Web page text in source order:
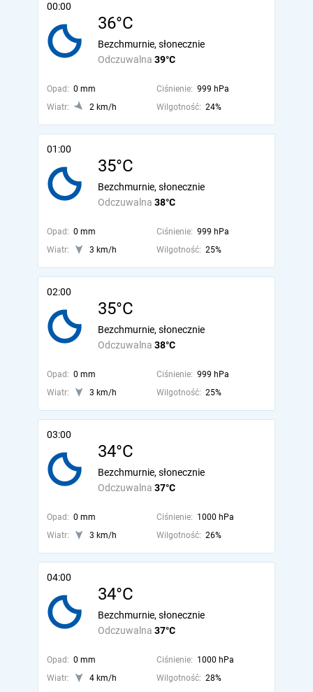
00:00
36°C
Odczuwalna 39°C
Bezchmurnie, słonecznie
Opad: 0 mm Ciśnienie: 999 hPa
Wiatr:
2 km/h Wilgotność: 24%
01:00
35°C
Odczuwalna 38°C
Bezchmurnie, słonecznie
Opad: 0 mm Ciśnienie: 999 hPa
Wiatr:
3 km/h Wilgotność: 25%
02:00
35°C
Odczuwalna 38°C
Bezchmurnie, słonecznie
Opad: 0 mm Ciśnienie: 999 hPa
Wiatr:
3 km/h Wilgotność: 25%
03:00
34°C
Odczuwalna 37°C
Bezchmurnie, słonecznie
Opad: 0 mm Ciśnienie: 1000 hPa
Wiatr:
3 km/h Wilgotność: 26%
04:00
34°C
Odczuwalna 37°C
Bezchmurnie, słonecznie
Opad: 0 mm Ciśnienie: 1000 hPa
Wiatr:
4 km/h Wilgotność: 28%